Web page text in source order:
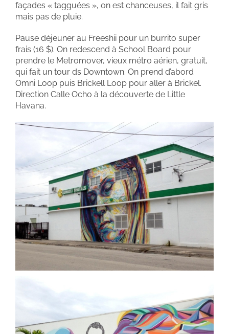
façades « tagguées », on est chanceuses, il fait gris
mais pas de pluie.
Pause déjeuner au Freeshii pour un burrito super
frais (16 $). On redescend à School Board pour
prendre le Metromover, vieux métro aérien, gratuit,
qui fait un tour ds Downtown. On prend d’abord
Omni Loop puis Brickell Loop pour aller à Brickel.
Direction Calle Ocho à la découverte de Little
Havana.